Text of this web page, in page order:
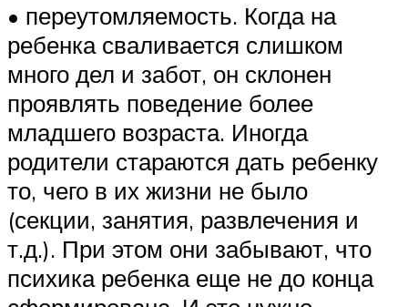
• переутомляемость. Когда на
ребенка сваливается слишком
много дел и забот, он склонен
проявлять поведение более
младшего возраста. Иногда
родители стараются дать ребенку
то, чего в их жизни не было
(секции, занятия, развлечения и
т.д.). При этом они забывают, что
психика ребенка еще не до конца